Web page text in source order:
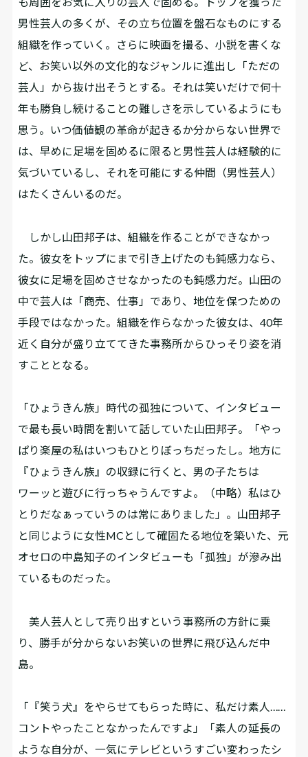
男性芸人の多くが、その立ち位置を盤石なものにする
組織を作っていく。さらに映画を撮る、小説を書くな
ど、お笑い以外の文化的なジャンルに進出し「ただの
芸人」から抜け出そうとする。それは笑いだけで何十
年も勝負し続けることの難しさを示しているようにも
思う。いつ価値観の革命が起きるか分からない世界で
は、早めに足場を固めるに限ると男性芸人は経験的に
気づいているし、それを可能にする仲間（男性芸人）
はたくさんいるのだ。
しかし山田邦子は、組織を作ることができなかっ
た。彼女をトップにまで引き上げたのも鈍感力なら、
彼女に足場を固めさせなかったのも鈍感力だ。山田の
中で芸人は「商売、仕事」であり、地位を保つための
手段ではなかった。組織を作らなかった彼女は、40年
近く自分が盛り立ててきた事務所からひっそり姿を消
すこととなる。
「ひょうきん族」時代の孤独について、インタビュー
で最も長い時間を割いて話していた山田邦子。「やっ
ぱり楽屋の私はいつもひとりぼっちだったし。地方に
『ひょうきん族』の収録に行くと、男の子たちは
ワーッと遊びに行っちゃうんですよ。（中略）私はひ
とりだなぁっていうのは常にありました」。山田邦子
と同じように女性MCとして確固たる地位を築いた、元
オセロの中島知子のインタビューも「孤独」が滲み出
ているものだった。
美人芸人として売り出すという事務所の方針に乗
り、勝手が分からないお笑いの世界に飛び込んだ中
島。
「『笑う犬』をやらせてもらった時に、私だけ素人……
コントやったことなかったんですよ」「素人の延長の
ような自分が、一気にテレビというすごい変わったシ